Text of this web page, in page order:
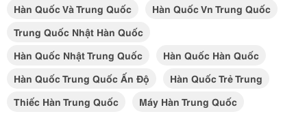
Hàn Quốc Và Trung Quốc
Hàn Quốc Vn Trung Quốc
Trung Quốc Nhật Hàn Quốc
Hàn Quốc Nhật Trung Quốc
Hàn Quốc Hàn Quốc
Hàn Quốc Trung Quốc Ấn Độ
Hàn Quốc Trẻ Trung
Thiếc Hàn Trung Quốc
Máy Hàn Trung Quốc